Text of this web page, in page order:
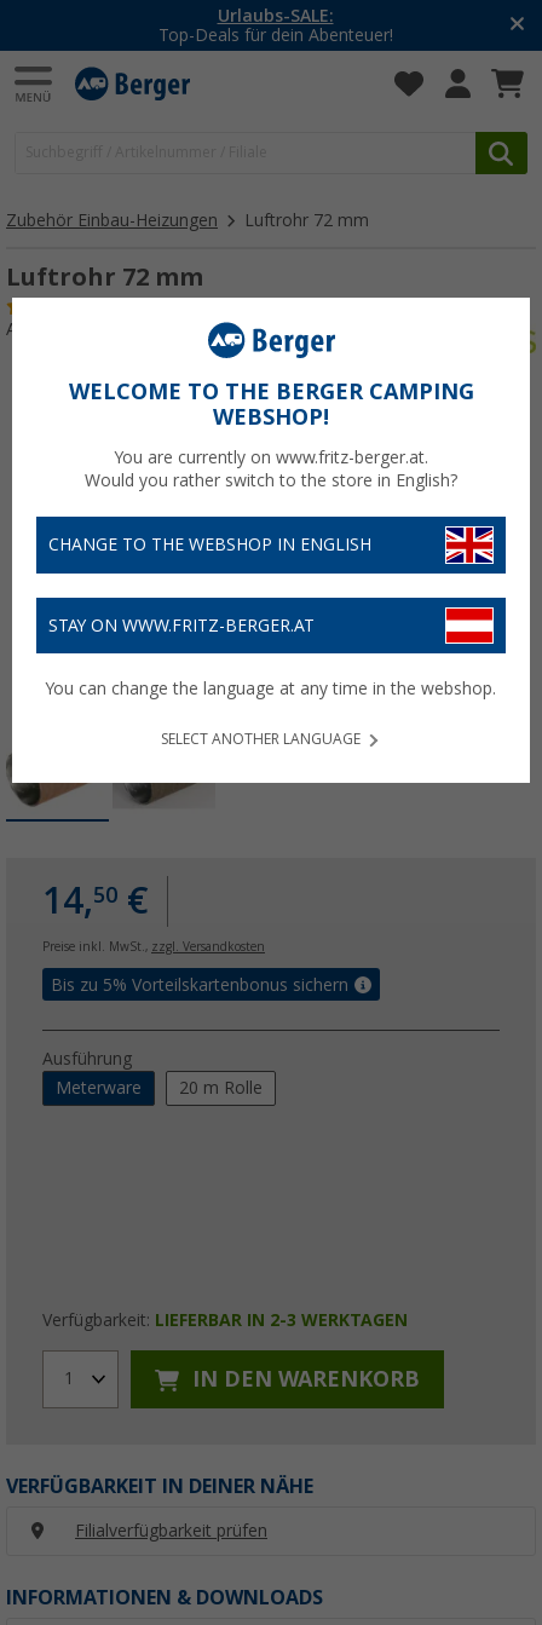
Urlaubs-SALE:
Top-Deals für dein Abenteuer!
Zubehör Einbau-Heizungen Luftrohr 72 mm
Luftrohr 72 mm
Art.-Nr.: 111640
14,50 €
Preise inkl. MwSt., zzgl. Versandkosten
Bis zu 5% Vorteilskartenbonus sichern
Ausführung
Meterware
20 m Rolle
Verfügbarkeit: LIEFERBAR IN 2-3 WERKTAGEN
1 IN DEN WARENKORB
VERFÜGBARKEIT IN DEINER NÄHE
Filialverfügbarkeit prüfen
INFORMATIONEN & DOWNLOADS
WELCOME TO THE BERGER CAMPING
WEBSHOP!
You are currently on www.fritz-berger.at.
Would you rather switch to the store in English?
CHANGE TO THE WEBSHOP IN ENGLISH
STAY ON WWW.FRITZ-BERGER.AT
You can change the language at any time in the webshop.
SELECT ANOTHER LANGUAGE